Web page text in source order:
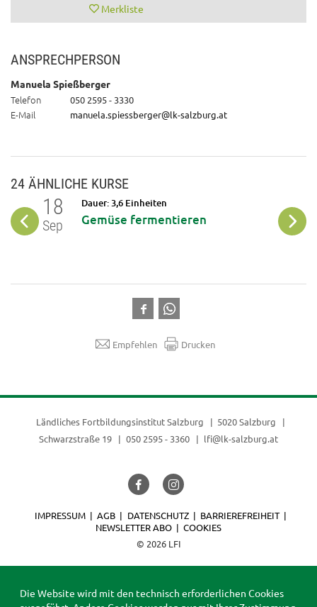
Merkliste
ANSPRECHPERSON
Manuela Spießberger
Telefon 050 2595 - 3330
E-Mail manuela.spiessberger@lk-salzburg.at
24 ÄHNLICHE KURSE
18
Sep
Dauer: 3,6 Einheiten
Gemüse fermentieren
07
Okt
Empfehlen Drucken
Ländliches Fortbildungsinstitut Salzburg
5020 Salzburg
Schwarzstraße 19
050 2595 - 3360 lfi@lk-salzburg.at
© 2026 LFI
IMPRESSUM AGB DATENSCHUTZ
BARRIEREFREIHEIT
NEWSLETTER ABO
COOKIES
Die Website wird mit den technisch erforderlichen Cookies